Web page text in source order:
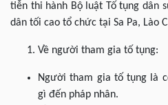
tiễn thi hành Bộ luật Tố tụng dân
dân tối cao tổ chức tại Sa Pa, Lào
Về người tham gia tố tụng:
Người tham gia tố tụng là
gì đến pháp nhân.